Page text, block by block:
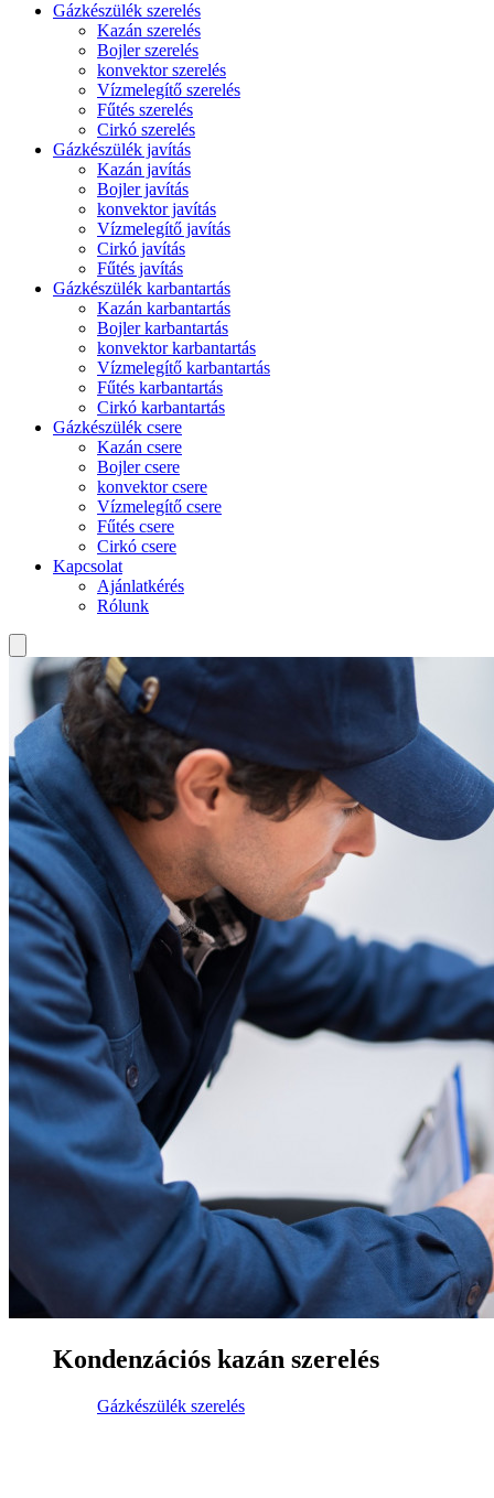
Gázkészülék szerelés
Kazán szerelés
Bojler szerelés
konvektor szerelés
Vízmelegítő szerelés
Fűtés szerelés
Cirkó szerelés
Gázkészülék javítás
Kazán javítás
Bojler javítás
konvektor javítás
Vízmelegítő javítás
Cirkó javítás
Fűtés javítás
Gázkészülék karbantartás
Kazán karbantartás
Bojler karbantartás
konvektor karbantartás
Vízmelegítő karbantartás
Fűtés karbantartás
Cirkó karbantartás
Gázkészülék csere
Kazán csere
Bojler csere
konvektor csere
Vízmelegítő csere
Fűtés csere
Cirkó csere
Kapcsolat
Ajánlatkérés
Rólunk
Kondenzációs kazán szerelés
Gázkészülék szerelés